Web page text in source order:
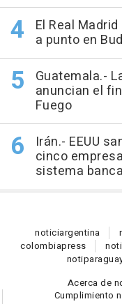
El Real
a punto en
Guatemala.-
anuncian el
Fuego
Irán.- EEUU
cinco
sistema
noticiargentina
colombiapress noti
noti
Acerca de
Cumplimiento